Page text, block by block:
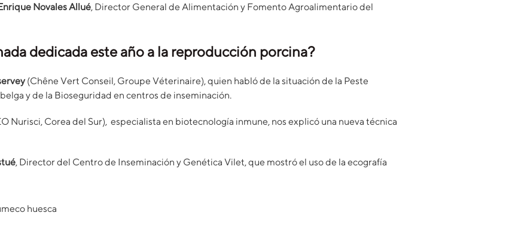
Novales Allué, Director General de Alimentación y Fomento Agroalimentario del
dedicada este año a la reproducción porcina?
(Chêne Vert Conseil, Groupe Véterinaire), quien habló de la situación de la Peste
y de la Bioseguridad en centros de inseminación.
Nurisci, Corea del Sur), especialista en biotecnología inmune, nos explicó una nueva técnica
, Director del Centro de Inseminación y Genética Vilet, que mostró el uso de la ecografía